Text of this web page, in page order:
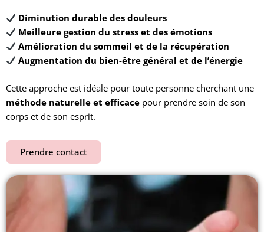
Diminution durable des douleurs
Meilleure gestion du stress et des émotions
Amélioration du sommeil et de la récupération
Augmentation du bien-être général et de l’énergie
Cette approche est idéale pour toute personne cherchant une
méthode naturelle et efficace pour prendre soin de son
corps et de son esprit.
Prendre contact